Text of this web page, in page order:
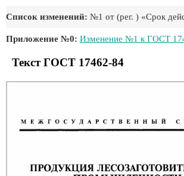
Список изменений: №1 от (рег. ) «Срок
Приложение №0: Изменение №1 к ГОСТ
Текст ГОСТ 17462-84